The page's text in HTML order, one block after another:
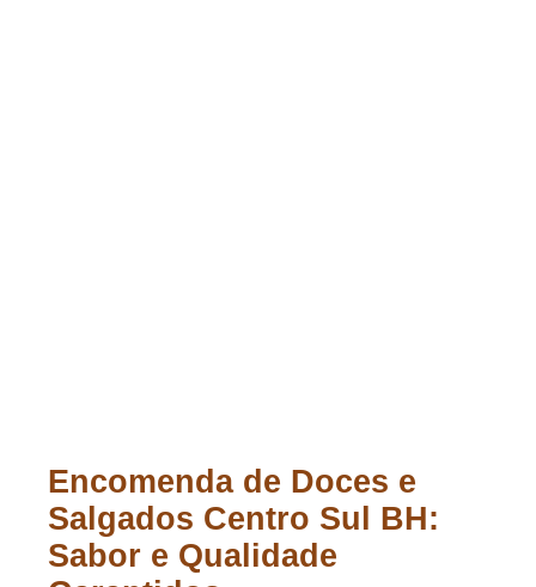
Encomenda de Doces e
Salgados Centro Sul BH:
Sabor e Qualidade